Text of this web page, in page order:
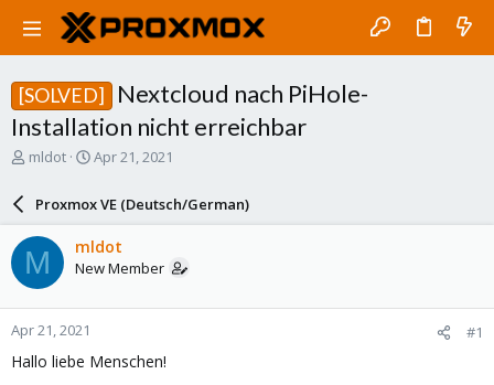
[SOLVED]
Nextcloud nach PiHole-
Installation nicht erreichbar
T
a
d
s
t
a
r
t
e
mldot
S
a
r
d
a
e
Apr 21, 2021
Proxmox VE (Deutsch/German)
M mldot
New Member
Apr 21, 2021 #1
Hallo liebe Menschen!